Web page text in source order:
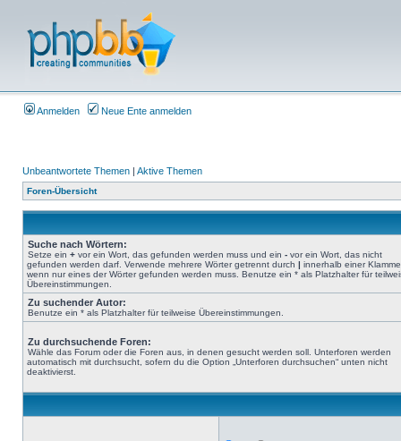
Anmelden Neue Ente anmelden
Unbeantwortete Themen | Aktive Themen
Foren-Übersicht
Suche nach Wörtern:
Setze ein + vor ein Wort, das gefunden werden muss und ein - vor ein Wort, das nicht
gefunden werden darf. Verwende mehrere Wörter getrennt durch | innerhalb einer
wenn nur eines der Wörter gefunden werden muss. Benutze ein * als Platzhalter für
Übereinstimmungen.
Zu suchender Autor:
Benutze ein * als Platzhalter für teilweise Übereinstimmungen.
Zu durchsuchende Foren:
Wähle das Forum oder die Foren aus, in denen gesucht werden soll. Unterforen werden
automatisch mit durchsucht, sofern du die Option „Unterforen durchsuchen“ unten nicht
deaktivierst.